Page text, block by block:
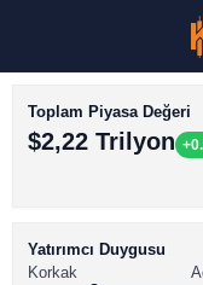
BİTCOİN HABERLERİ
Toplam Piyasa Değeri
$2,22 Trilyon
Yatırımcı Duygusu
Korkak